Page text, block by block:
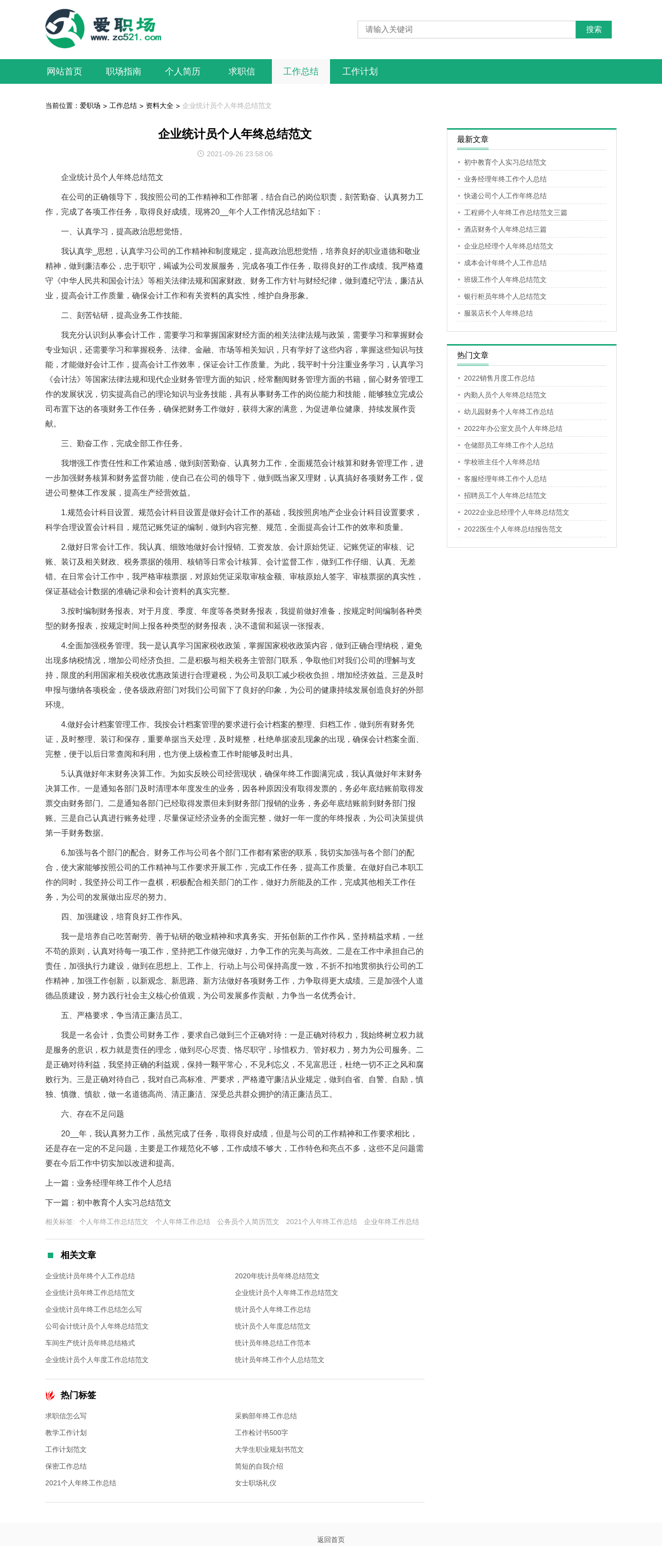
网站首页 职场指南 个人简历 求职信 工作总结 工作计划
当前位置： 爱职场 > 工作总结 > 资料大全 > 企业统计员个人年终总结范文
企业统计员个人年终总结范文
2021-09-26 23:58:06
企业统计员个人年终总结范文
在公司的正确领导下，我按照公司的工作精神和工作部署，结合自己的岗位职责，刻苦勤奋、认真努力工
作，完成了各项工作任务，取得良好成绩。现将20__年个人工作情况总结如下：
一、认真学习，提高政治思想觉悟。
我认真学_思想，认真学习公司的工作精神和制度规定，提高政治思想觉悟，培养良好的职业道德和敬业
精神，做到廉洁奉公，忠于职守，竭诚为公司发展服务，完成各项工作任务，取得良好的工作成绩。我严格遵
守《中华人民共和国会计法》等相关法律法规和国家财政、财务工作方针与财经纪律，做到遵纪守法，廉洁从
业，提高会计工作质量，确保会计工作和有关资料的真实性，维护自身形象。
二、刻苦钻研，提高业务工作技能。
我充分认识到从事会计工作，需要学习和掌握国家财经方面的相关法律法规与政策，需要学习和掌握财会
专业知识，还需要学习和掌握税务、法律、金融、市场等相关知识，只有学好了这些内容，掌握这些知识与技
能，才能做好会计工作，提高会计工作效率，保证会计工作质量。为此，我平时十分注重业务学习，认真学习
《会计法》等国家法律法规和现代企业财务管理方面的知识，经常翻阅财务管理方面的书籍，留心财务管理工
作的发展状况，切实提高自己的理论知识与业务技能，具有从事财务工作的岗位能力和技能，能够独立完成公
司布置下达的各项财务工作任务，确保把财务工作做好，获得大家的满意，为促进单位健康、持续发展作贡
献。
三、勤奋工作，完成全部工作任务。
我增强工作责任性和工作紧迫感，做到刻苦勤奋、认真努力工作，全面规范会计核算和财务管理工作，进
一步加强财务核算和财务监督功能，使自己在公司的领导下，做到既当家又理财，认真搞好各项财务工作，促
进公司整体工作发展，提高生产经营效益。
1.规范会计科目设置。规范会计科目设置是做好会计工作的基础，我按照房地产企业会计科目设置要求，
科学合理设置会计科目，规范记账凭证的编制，做到内容完整、规范，全面提高会计工作的效率和质量。
2.做好日常会计工作。我认真、细致地做好会计报销、工资发放、会计原始凭证、记账凭证的审核、记
账、装订及相关财政、税务票据的领用、核销等日常会计核算、会计监督工作，做到工作仔细、认真、无差
错。在日常会计工作中，我严格审核票据，对原始凭证采取审核金额、审核原始人签字、审核票据的真实性，
保证基础会计数据的准确记录和会计资料的真实完整。
3.按时编制财务报表。对于月度、季度、年度等各类财务报表，我提前做好准备，按规定时间编制各种类
型的财务报表，按规定时间上报各种类型的财务报表，决不遗留和延误一张报表。
4.全面加强税务管理。我一是认真学习国家税收政策，掌握国家税收政策内容，做到正确合理纳税，避免
出现多纳税情况，增加公司经济负担。二是积极与相关税务主管部门联系，争取他们对我们公司的理解与支
持，限度的利用国家相关税收优惠政策进行合理避税，为公司及职工减少税收负担，增加经济效益。三是及时
申报与缴纳各项税金，使各级政府部门对我们公司留下了良好的印象，为公司的健康持续发展创造良好的外部
环境。
4.做好会计档案管理工作。我按会计档案管理的要求进行会计档案的整理、归档工作，做到所有财务凭
证，及时整理、装订和保存，重要单据当天处理，及时规整，杜绝单据凌乱现象的出现，确保会计档案全面、
完整，便于以后日常查阅和利用，也方便上级检查工作时能够及时出具。
5.认真做好年末财务决算工作。为如实反映公司经营现状，确保年终工作圆满完成，我认真做好年末财务
决算工作。一是通知各部门及时清理本年度发生的业务，因各种原因没有取得发票的，务必年底结账前取得发
票交由财务部门。二是通知各部门已经取得发票但未到财务部门报销的业务，务必年底结账前到财务部门报
账。三是自己认真进行账务处理，尽量保证经济业务的全面完整，做好一年一度的年终报表，为公司决策提供
第一手财务数据。
6.加强与各个部门的配合。财务工作与公司各个部门工作都有紧密的联系，我切实加强与各个部门的配
合，使大家能够按照公司的工作精神与工作要求开展工作，完成工作任务，提高工作质量。在做好自己本职工
作的同时，我坚持公司工作一盘棋，积极配合相关部门的工作，做好力所能及的工作，完成其他相关工作任
务，为公司的发展做出应尽的努力。
四、加强建设，培育良好工作作风。
我一是培养自己吃苦耐劳、善于钻研的敬业精神和求真务实、开拓创新的工作作风，坚持精益求精，一丝
不苟的原则，认真对待每一项工作，坚持把工作做完做好，力争工作的完美与高效。二是在工作中承担自己的
责任，加强执行力建设，做到在思想上、工作上、行动上与公司保持高度一致，不折不扣地贯彻执行公司的工
作精神，加强工作创新，以新观念、新思路、新方法做好各项财务工作，力争取得更大成绩。三是加强个人道
德品质建设，努力践行社会主义核心价值观，为公司发展多作贡献，力争当一名优秀会计。
五、严格要求，争当清正廉洁员工。
我是一名会计，负责公司财务工作，要求自己做到三个正确对待：一是正确对待权力，我始终树立权力就
是服务的意识，权力就是责任的理念，做到尽心尽责、恪尽职守，珍惜权力、管好权力，努力为公司服务。二
是正确对待利益，我坚持正确的利益观，保持一颗平常心，不见利忘义，不见富思迁，杜绝一切不正之风和腐
败行为。三是正确对待自己，我对自己高标准、严要求，严格遵守廉洁从业规定，做到自省、自警、自励，慎
独、慎微、慎欲，做一名道德高尚、清正廉洁、深受总共群众拥护的清正廉洁员工。
六、存在不足问题
20__年，我认真努力工作，虽然完成了任务，取得良好成绩，但是与公司的工作精神和工作要求相比，
还是存在一定的不足问题，主要是工作规范化不够，工作成绩不够大，工作特色和亮点不多，这些不足问题需
要在今后工作中切实加以改进和提高。
上一篇：业务经理年终工作个人总结
下一篇：初中教育个人实习总结范文
相关标签: 个人年终工作总结范文 个人年终工作总结 公务员个人简历范文 2021个人年终工作总结 企业年终工作总结
相关文章
企业统计员年终个人工作总结 2020年统计员年终总结范文
企业统计员年终工作总结范文 企业统计员个人年终工作总结范文
企业统计员年终工作总结怎么写 统计员个人年终工作总结
公司会计统计员个人年终总结范文 统计员个人年度总结范文
车间生产统计员年终总结格式 统计员年终总结工作范本
企业统计员个人年度工作总结范文 统计员年终工作个人总结范文
热门标签
求职信怎么写 采购部年终工作总结
教学工作计划 工作检讨书500字
工作计划范文 大学生职业规划书范文
保密工作总结 简短的自我介绍
2021个人年终工作总结 女士职场礼仪
最新文章
初中教育个人实习总结范文
业务经理年终工作个人总结
快递公司个人工作年终总结
工程师个人年终工作总结范文三篇
酒店财务个人年终总结三篇
企业总经理个人年终总结范文
成本会计年终个人工作总结
班级工作个人年终总结范文
银行柜员年终个人总结范文
服装店长个人年终总结
热门文章
2022销售月度工作总结
内勤人员个人年终总结范文
幼儿园财务个人年终工作总结
2022年办公室文员个人年终总结
仓储部员工年终工作个人总结
学校班主任个人年终总结
客服经理年终工作个人总结
招聘员工个人年终总结范文
2022企业总经理个人年终总结范文
2022医生个人年终总结报告范文
返回首页